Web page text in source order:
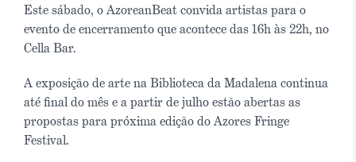
Este sábado, o AzoreanBeat convida artistas para o
evento de encerramento que acontece das 16h às 22h, no
Cella Bar.
A exposição de arte na Biblioteca da Madalena continua
até final do mês e a partir de julho estão abertas as
propostas para próxima edição do Azores Fringe
Festival.